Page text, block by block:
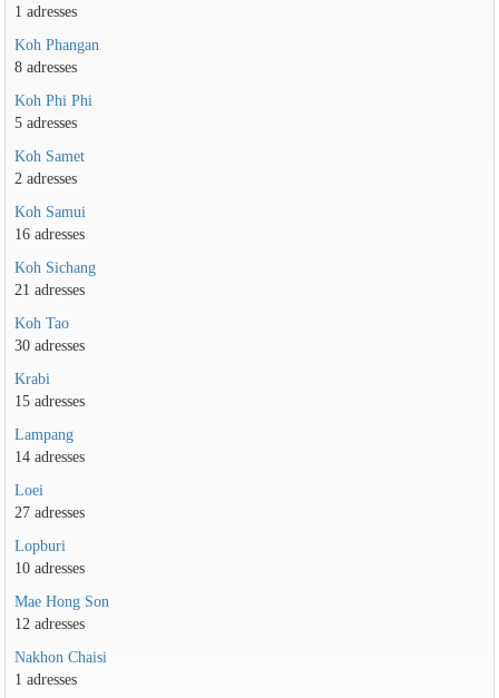
1 adresses
Koh Phangan
8 adresses
Koh Phi Phi
5 adresses
Koh Samet
2 adresses
Koh Samui
16 adresses
Koh Sichang
21 adresses
Koh Tao
30 adresses
Krabi
15 adresses
Lampang
14 adresses
Loei
27 adresses
Lopburi
10 adresses
Mae Hong Son
12 adresses
Nakhon Chaisi
1 adresses